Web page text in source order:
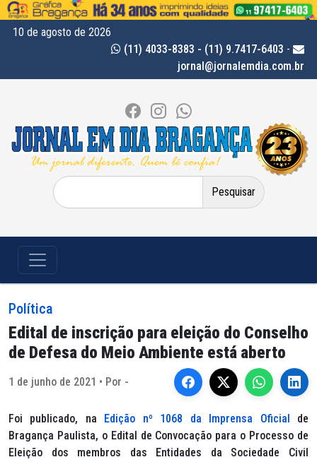
10 de agosto de 2026
(11) 4033-8383 - (11) 9.7417-6403 -
jornal@jornalemdia.com.br
Pesquisar
por:
Política
Edital de inscrição para eleição do Conselho
de Defesa do Meio Ambiente está aberto
1 de junho de 2021 • Por -
Foi publicado, na Edição nº 1068 da Imprensa Oficial de
Bragança Paulista, o Edital de Convocação para o Processo de
Eleição dos membros das Entidades da Sociedade Civil